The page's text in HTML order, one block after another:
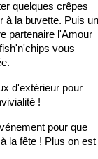
quelques crêpes
à la buvette. Puis un
partenaire l'Amour
vous
d'extérieur pour
!
pour que
la fête ! Plus on est